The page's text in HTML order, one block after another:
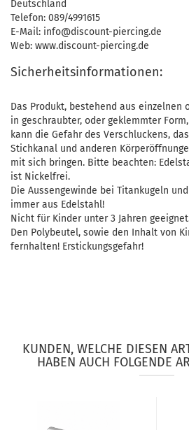
Deutschland
Telefon: 089/4991615
E-Mail: info@discount-piercing.de
Web: www.discount-piercing.de
Sicherheitsinformationen:
Das Produkt, bestehend aus einzelnen
in geschraubter, oder geklemmter
kann die Gefahr des Verschluckens,
Stichkanal und anderen
mit sich bringen. Bitte beachten:
ist Nickelfrei.
Die Aussengewinde bei Titankugeln
immer aus Edelstahl!
Nicht für Kinder unter 3 Jahren
Den Polybeutel, sowie den Inhalt von
fernhalten! Erstickungsgefahr!
KUNDEN, WELCHE DIESEN
HABEN AUCH FOLGENDE